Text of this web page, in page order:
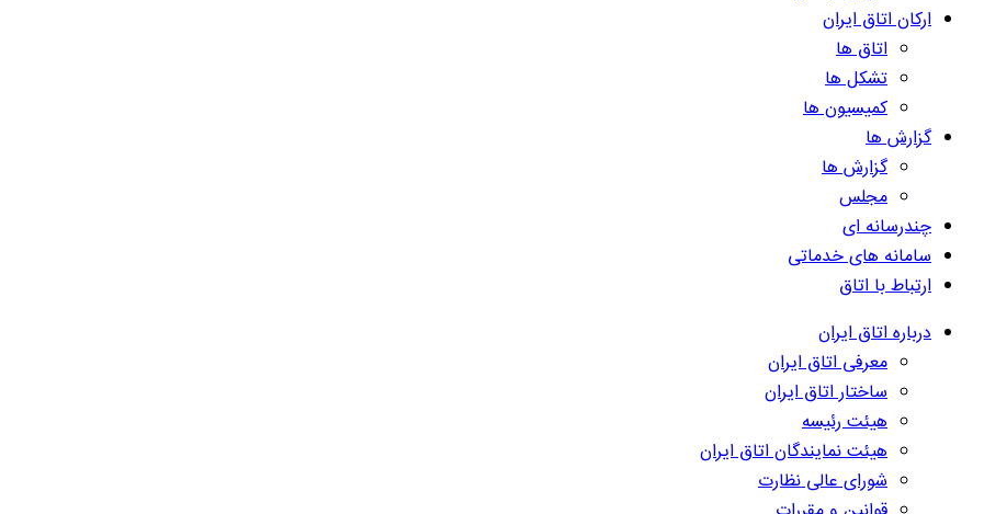
ارکان اتاق ایران
اتاق ها
تشکل ها
کمیسیون ها
گزارش ها
گزارش ها
مجلس
چندرسانه ای
سامانه های خدماتی
ارتباط با اتاق
درباره اتاق ایران
معرفی اتاق ایران
ساختار اتاق ایران
هیئت رئیسه
هیئت نمایندگان اتاق ایران
شورای عالی نظارت